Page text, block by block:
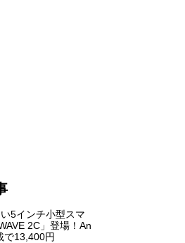
5インチ小型スマ
2C」登場！An
で13,400円